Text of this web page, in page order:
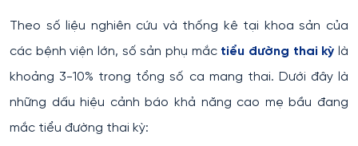
Theo số liệu nghiên cứu và thống kê tại khoa sản của
các bệnh viện lớn, số sản phụ mắc tiểu đường thai kỳ là
khoảng 3-10% trong tổng số ca mang thai. Dưới đây là
những dấu hiệu cảnh báo khả năng cao mẹ bầu đang
mắc tiểu đường thai kỳ: